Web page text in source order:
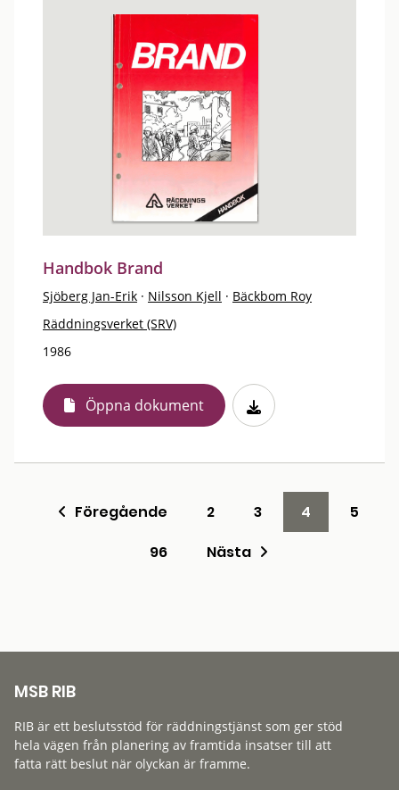
Handbok Brand
Sjöberg Jan-Erik · Nilsson Kjell · Bäckbom Roy
Räddningsverket (SRV)
1986
Öppna dokument
Föregående 2 3 4
5
96
Nästa
MSB RIB
RIB är ett beslutsstöd för räddningstjänst som ger stöd
hela vägen från planering av framtida insatser till att
fatta rätt beslut när olyckan är framme.